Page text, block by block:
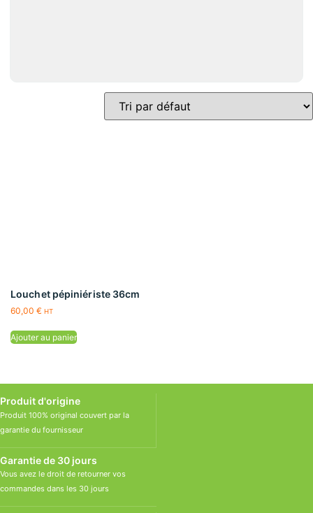
Louchet pépiniériste 36cm
60,00 € HT
Ajouter au panier
Produit d'origine
Produit 100% original couvert par la
garantie du fournisseur
Garantie de 30 jours
Vous avez le droit de retourner vos
commandes dans les 30 jours